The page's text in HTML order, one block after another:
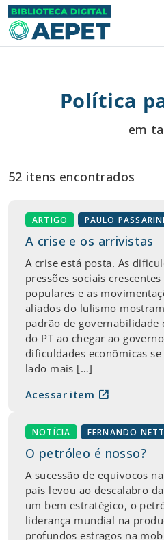
Política
em
52 itens encontrados
ARTIGO PAULO
A crise e os arrivistas
A crise está posta. As
pressões sociais
populares e as
aliados do lulismo
padrão de governabilidade
do PT ao chegar ao
dificuldades econômicas
lado mais […]
Acessar item open_in_new
NOTÍCIA FERNANDO
O petróleo é nosso?
A sucessão de equívocos
país levou ao descalabro
um bem estratégico, o
liderança mundial na
profundos estragos na